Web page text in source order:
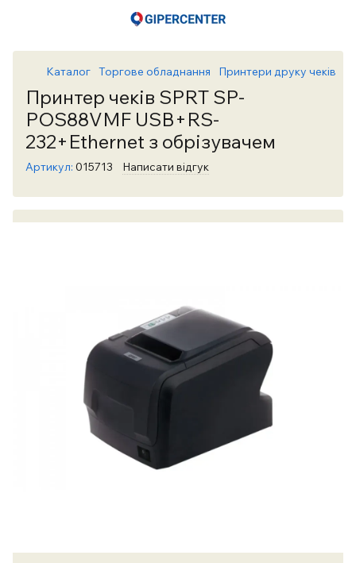
Каталог Торгове обладнання Принтери друку чеків
Принтер чеків SPRT SP-
POS88VMF USB+RS-
232+Ethernet з обрізувачем
Артикул: 015713 Написати відгук